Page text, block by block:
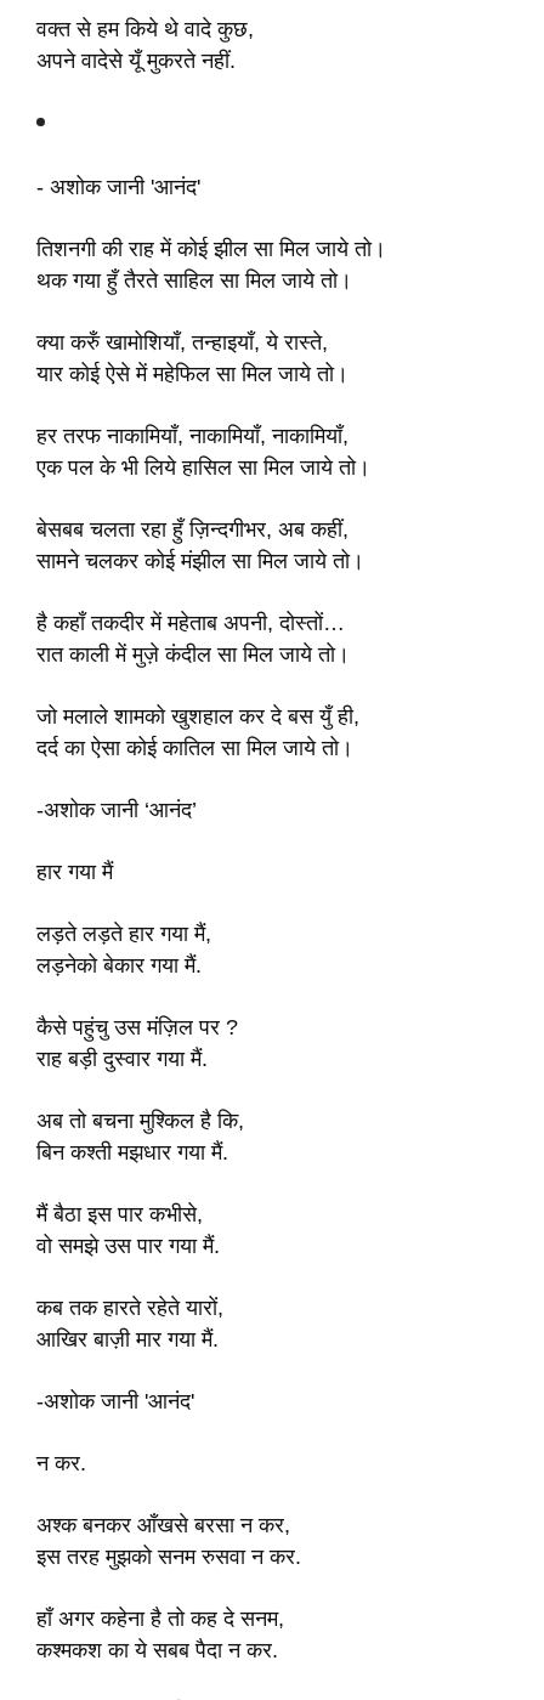
वक्त से हम किये थे वादे कुछ,
अपने वादेसे यूँ मुकरते नहीं.
- अशोक जानी 'आनंद'
तिशनगी की राह में कोई झील सा मिल जाये तो।
थक गया हुँ तैरते साहिल सा मिल जाये तो।
क्या करुँ खामोशियाँ, तन्हाइयाँ, ये रास्ते,
यार कोई ऐसे में महेफिल सा मिल जाये तो।
हर तरफ नाकामियाँ, नाकामियाँ, नाकामियाँ,
एक पल के भी लिये हासिल सा मिल जाये तो।
बेसबब चलता रहा हुँ ज़िन्दगीभर, अब कहीं,
सामने चलकर कोई मंझील सा मिल जाये तो।
है कहाँ तकदीर में महेताब अपनी, दोस्तों…
रात काली में मुज़े कंदील सा मिल जाये तो।
जो मलाले शामको खुशहाल कर दे बस युँ ही,
दर्द का ऐसा कोई कातिल सा मिल जाये तो।
-अशोक जानी ‘आनंद’
हार गया मैं
लड़ते लड़ते हार गया मैं,
लड़नेको बेकार गया मैं.
कैसे पहुंचु उस मंज़िल पर ?
राह बड़ी दुस्वार गया मैं.
अब तो बचना मुश्किल है कि,
बिन कश्ती मझधार गया मैं.
मैं बैठा इस पार कभीसे,
वो समझे उस पार गया मैं.
कब तक हारते रहेते यारों,
आखिर बाज़ी मार गया मैं.
-अशोक जानी 'आनंद'
न कर.
अश्क बनकर आँखसे बरसा न कर,
इस तरह मुझको सनम रुसवा न कर.
हाँ अगर कहेना है तो कह दे सनम,
कश्मकश का ये सबब पैदा न कर.